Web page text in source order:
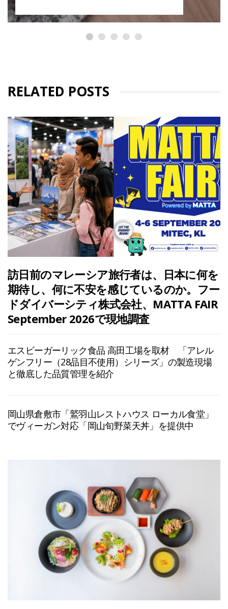
RELATED POSTS
訪日前のマレーシア旅行者は、日本に何を
期待し、何に不安を感じているのか。フー
ドダイバーシティ株式会社、MATTA FAIR
September 2026で現地調査
エスビーガーリック食品 高田工場を取材 「アレル
ゲンフリー（28品目不使用）シリーズ」の製造現場
と徹底した品質管理を紹介
岡山県倉敷市「鷲羽山レストハウス ローカル食堂」
でヴィーガン対応「岡山旬野菜天丼」を提供中